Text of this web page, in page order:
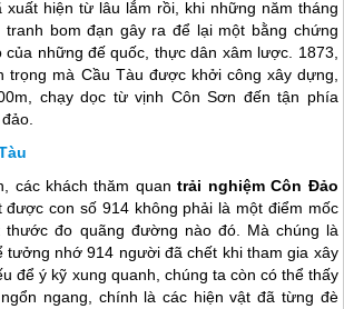
xuất hiện từ lâu lắm rồi, khi những năm tháng
bom đạn gây ra để lại một bằng chứng
những đế quốc, thực dân xâm lược. 1873,
trọng mà Cầu Tàu được khởi công xây dựng,
chạy dọc từ vịnh Côn Sơn đến tận phía
các khách thăm quantrải nghiệmCôn Đảo
được con số 914 không phải là một điểm mốc
đo quãng đường nào đó. Mà chúng là
tưởng nhớ 914 người đã chết khi tham gia xây
để ý kỹ xung quanh, chúng ta còn có thể thấy
ngang, chính là các hiện vật đã từng đè